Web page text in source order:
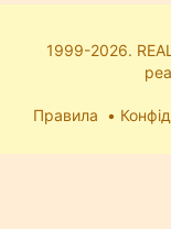
1999-2026.
Правила